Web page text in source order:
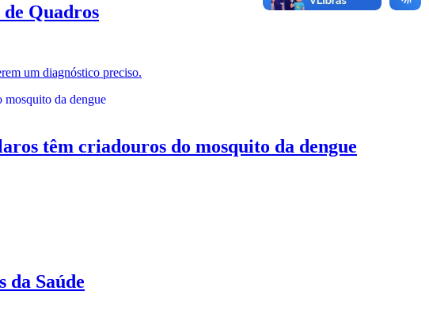
Quadros
um diagnóstico preciso.
têm criadouros do mosquito da dengue
Saúde